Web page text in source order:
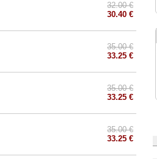
32.00 €
30.40 €
35.00 €
33.25 €
35.00 €
33.25 €
35.00 €
33.25 €